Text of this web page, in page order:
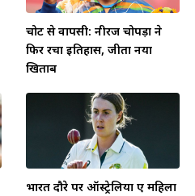
चोट से वापसी: नीरज चोपड़ा ने
फिर रचा इतिहास, जीता नया
खिताब
भारत दौरे पर ऑस्ट्रेलिया ए महिला